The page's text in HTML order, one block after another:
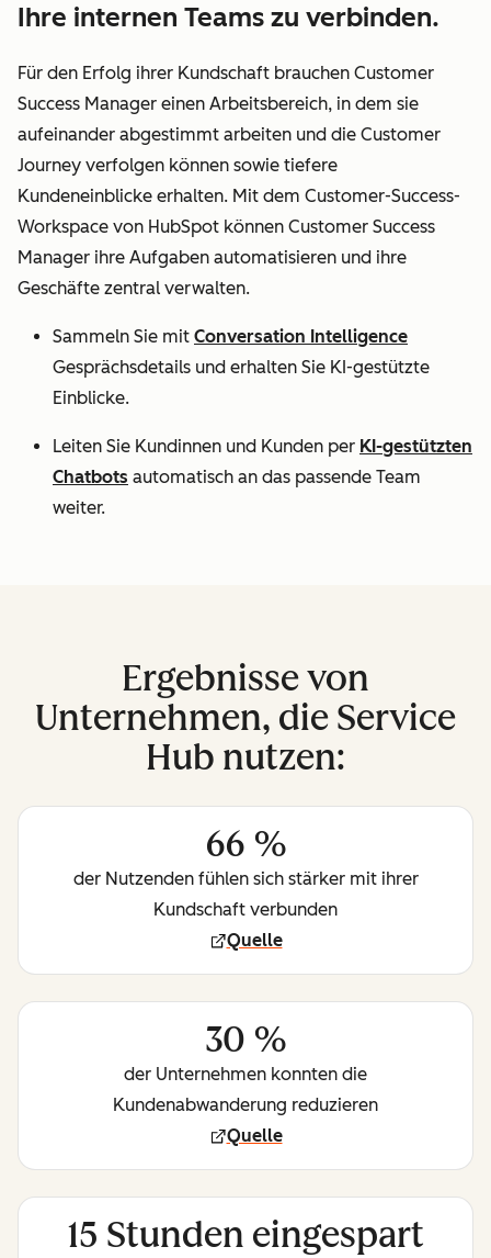
Ihre internen Teams zu verbinden.
Für den Erfolg ihrer Kundschaft brauchen Customer
Success Manager einen Arbeitsbereich, in dem sie
aufeinander abgestimmt arbeiten und die Customer
Journey verfolgen können sowie tiefere
Kundeneinblicke erhalten. Mit dem Customer-Success-
Workspace von HubSpot können Customer Success
Manager ihre Aufgaben automatisieren und ihre
Geschäfte zentral verwalten.
Sammeln Sie mit Conversation Intelligence
Gesprächsdetails und erhalten Sie KI-gestützte
Einblicke.
Leiten Sie Kundinnen und Kunden per KI-gestützten
Chatbots automatisch an das passende Team
weiter.
Ergebnisse von
Unternehmen, die Service
Hub nutzen:
66 %
der Nutzenden fühlen sich stärker mit ihrer
Kundschaft verbunden
Quelle
30 %
der Unternehmen konnten die
Kundenabwanderung reduzieren
Quelle
15 Stunden eingespart